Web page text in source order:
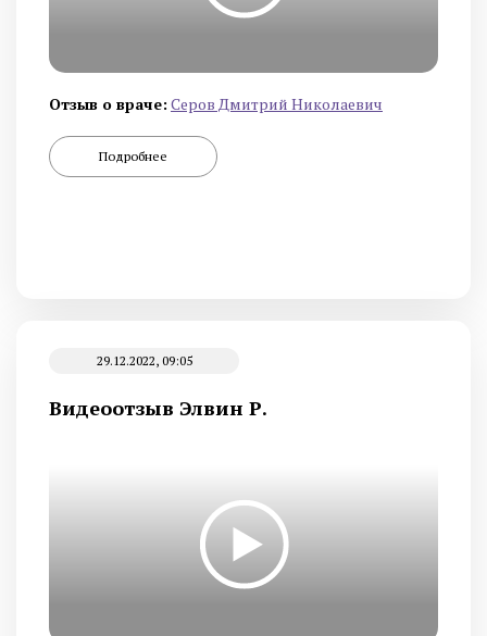
Отзыв о враче: Серов Дмитрий Николаевич
Подробнее
29.12.2022, 09:05
Видеоотзыв Элвин Р.